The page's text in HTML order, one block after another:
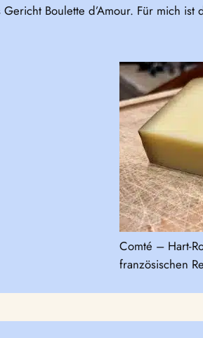
Boulette d’Amour. Für mich
Comté – Hart-
französischen